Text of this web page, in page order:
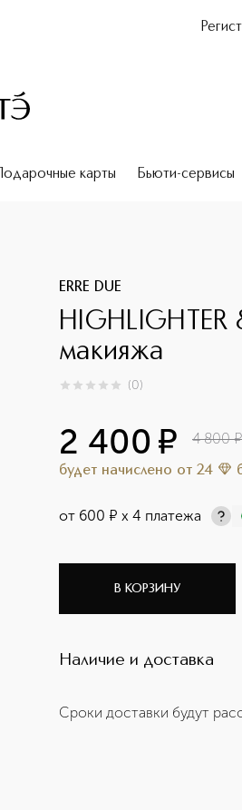
Подарочные карты Бьюти-сервисы
ERRE DUE
HIGHLIGHTER
макияжа
0из 0 (0)
2 400 ¤ 4 800 ¤
будет начислено от 24
от 600 ¤ х 4 платежа
В КОРЗИНУ
Наличие и доставка
Сроки доставки будут